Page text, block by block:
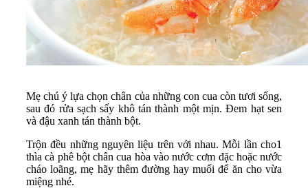
Mẹ chú ý lựa chọn chân của những con cua còn tươi sống,
sau đó rửa sạch sấy khô tán thành một mịn. Đem hạt sen
và đậu xanh tán thành bột.
Trộn đều những nguyên liệu trên với nhau. Mỗi lần cho1
thìa cà phê bột chân cua hòa vào nước cơm đặc hoặc nước
cháo loãng, mẹ hãy thêm đường hay muối để ăn cho vừa
miệng nhé.